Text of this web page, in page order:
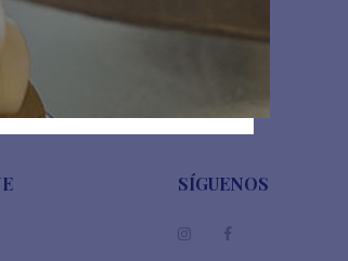
12,00
SÍGUENOS